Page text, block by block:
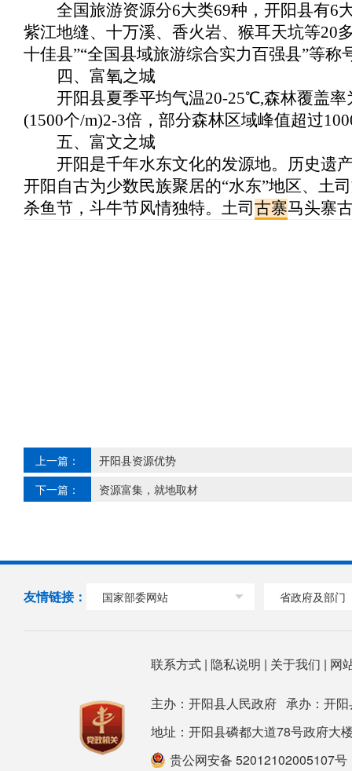
全国旅游资源分6大类69种，开阳县有6
紫江地缝、十万溪、香火岩、猴耳天坑等20
十佳县”“全国县域旅游综合实力百强县”等
四、富氧之城
开阳县夏季平均气温20-25℃,森林覆盖率
(1500个/m)2-3倍，部分森林区域峰值超过
五、富文之城
开阳是千年水东文化的发源地。历史遗
开阳自古为少数民族聚居的“水东”地区、土
杀鱼节，斗牛节风情独特。土司 古寨马头寨
上一篇：
开阳县资源优势
下一篇：
资源富集，就地取材
友情链接： 国家部委网站 省政府及部门
联系方式| 隐私说明 | 关于我们 | 网
主办：开阳县人民政府 承办：开
地址：开阳县磷都大道78号政府
贵公网安备 52012102005107号